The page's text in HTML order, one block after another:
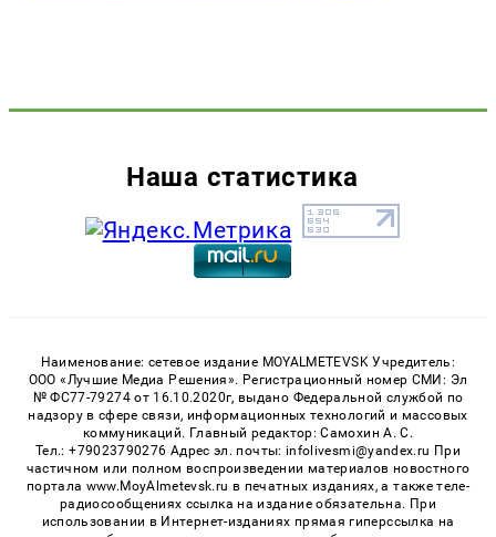
Наша статистика
Наименование: сетевое издание MOYALMETEVSK Учредитель:
ООО «Лучшие Медиа Решения». Регистрационный номер СМИ: Эл
№ ФС77-79274 от 16.10.2020г, выдано Федеральной службой по
надзору в сфере связи, информационных технологий и массовых
коммуникаций. Главный редактор: Самохин А. С.
Тел.: +79023790276 Адрес эл. почты: infolivesmi@yandex.ru При
частичном или полном воспроизведении материалов новостного
портала www.MoyAlmetevsk.ru в печатных изданиях, а также теле-
радиосообщениях ссылка на издание обязательна. При
использовании в Интернет-изданиях прямая гиперссылка на